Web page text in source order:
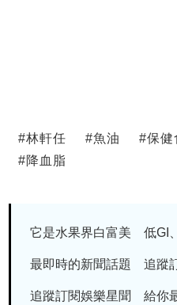
#林軒任 #魚油 #保健
#降血脂
它是水果界白富美 低GI
最即時的新聞話題 追蹤
追蹤訂閱娛樂星聞 給你